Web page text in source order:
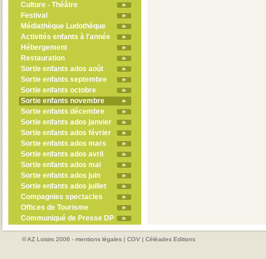
Culture - Théâtre
Festival
Médiathèque Ludothèque
Activités enfants à l'année
Hébergement
Restauration
Sortie enfants ados août
Sortie enfants septembre
Sortie enfants octobre
Sortie enfants novembre
Sortie enfants décembre
Sortie enfants ados janvier
Sortie enfants ados février
Sortie enfants ados mars
Sortie enfants ados avril
Sortie enfants ados mai
Sortie enfants ados juin
Sortie enfants ados juillet
Compagnies spectacles
Offices de Tourisme
Communiqué de Presse DP
© AZ Loisirs 2006 - mentions légales | CGV | Céléades Editions